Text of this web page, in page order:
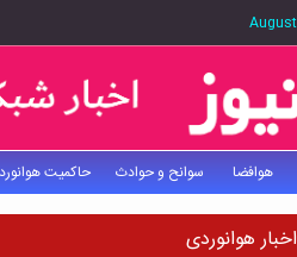
هوافضا سوانح و حوادث حاکمیت
اخبار هوانوردی